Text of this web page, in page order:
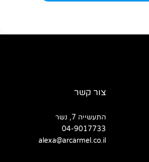
צור קשר
התעשייה 7, נשר
04-9017733
alexa@arcarmel.co.il